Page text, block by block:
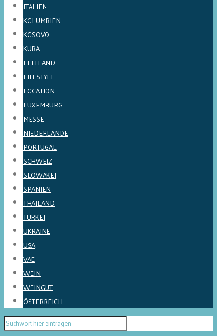
ITALIEN
KOLUMBIEN
KOSOVO
KUBA
LETTLAND
LIFESTYLE
LOCATION
LUXEMBURG
MESSE
NIEDERLANDE
PORTUGAL
SCHWEIZ
SLOWAKEI
SPANIEN
THAILAND
TÜRKEI
UKRAINE
USA
VAE
WEIN
WEINGUT
ÖSTERREICH